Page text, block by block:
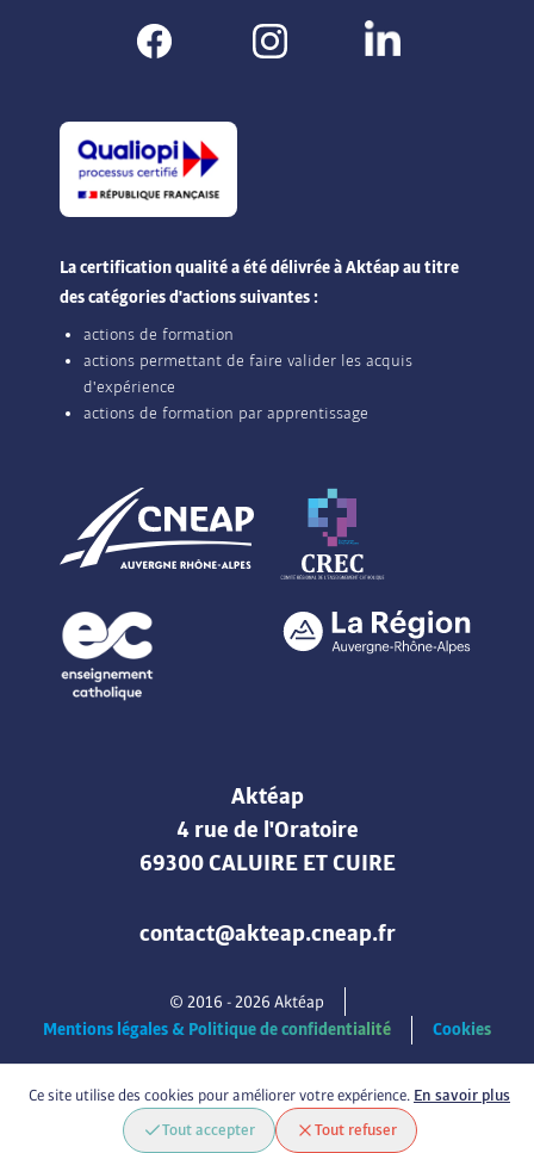
La certification qualité a été délivrée à Aktéap au titre
des catégories d'actions suivantes :
actions de formation
actions permettant de faire valider les acquis
d'expérience
actions de formation par apprentissage
Aktéap
4 rue de l'Oratoire
69300 CALUIRE ET CUIRE
contact@akteap.cneap.fr
© 2016 - 2026 Aktéap
Mentions légales & Politique de confidentialité
Cookies
Ce site utilise des cookies pour améliorer votre expérience. En savoir plus
Tout accepter Tout refuser